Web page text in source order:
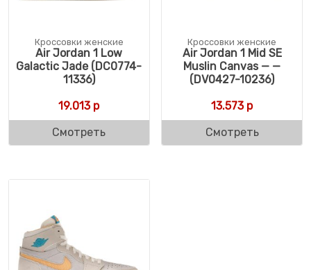
Кроссовки женские
Air Jordan 1 Low
Galactic Jade (DC0774-
11336)
19.013р
Смотреть
Кроссовки женские
Air Jordan 1 Mid SE
Muslin Canvas — —
(DV0427-10236)
13.573р
Смотреть